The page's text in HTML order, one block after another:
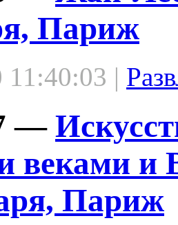
Париж
11:40:03 |
—
веками и
Париж